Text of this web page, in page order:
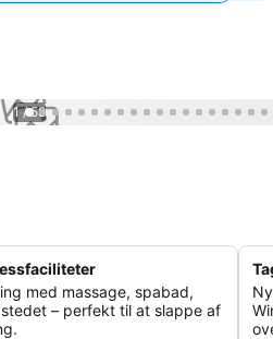
1 / 58
med massage, spabad,
– perfekt til at slappe af